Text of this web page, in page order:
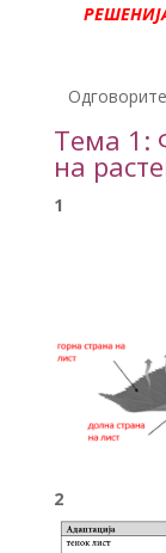
Тема 1:
на
1
2